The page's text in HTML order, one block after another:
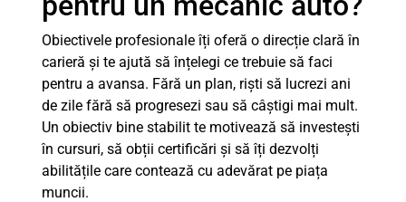
Obiectivele profesionale îți oferă o direcție clară în
carieră și te ajută să înțelegi ce trebuie să faci
pentru a avansa. Fără un plan, riști să lucrezi ani
de zile fără să progresezi sau să câștigi mai mult.
Un obiectiv bine stabilit te motivează să investești
în cursuri, să obții certificări și să îți dezvolți
abilitățile care contează cu adevărat pe piața
muncii.